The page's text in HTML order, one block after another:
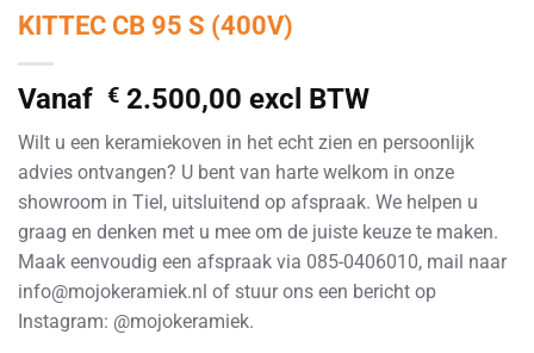
KITTEC CB 95 S (400V)
Vanaf € 2.500,00 excl BTW
Wilt u een keramiekoven in het echt zien en persoonlijk
advies ontvangen? U bent van harte welkom in onze
showroom in Tiel, uitsluitend op afspraak. We helpen u
graag en denken met u mee om de juiste keuze te maken.
Maak eenvoudig een afspraak via 085-0406010, mail naar
info@mojokeramiek.nl of stuur ons een bericht op
Instagram: @mojokeramiek.